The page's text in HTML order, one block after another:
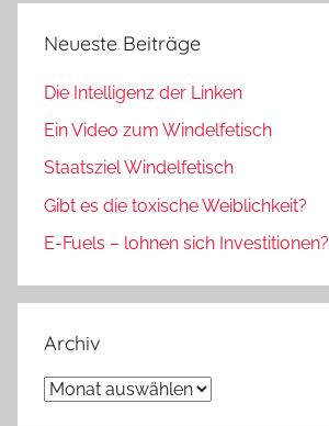
Neueste Beiträge
Die Intelligenz der Linken
Ein Video zum Windelfetisch
Staatsziel Windelfetisch
Gibt es die toxische Weiblichkeit?
E-Fuels – lohnen sich Investitionen?
Archiv
Archiv